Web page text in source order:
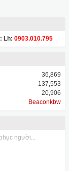
Lh: 0903.010.795
36,869
137,553
20,906
Beaconkbw
người...